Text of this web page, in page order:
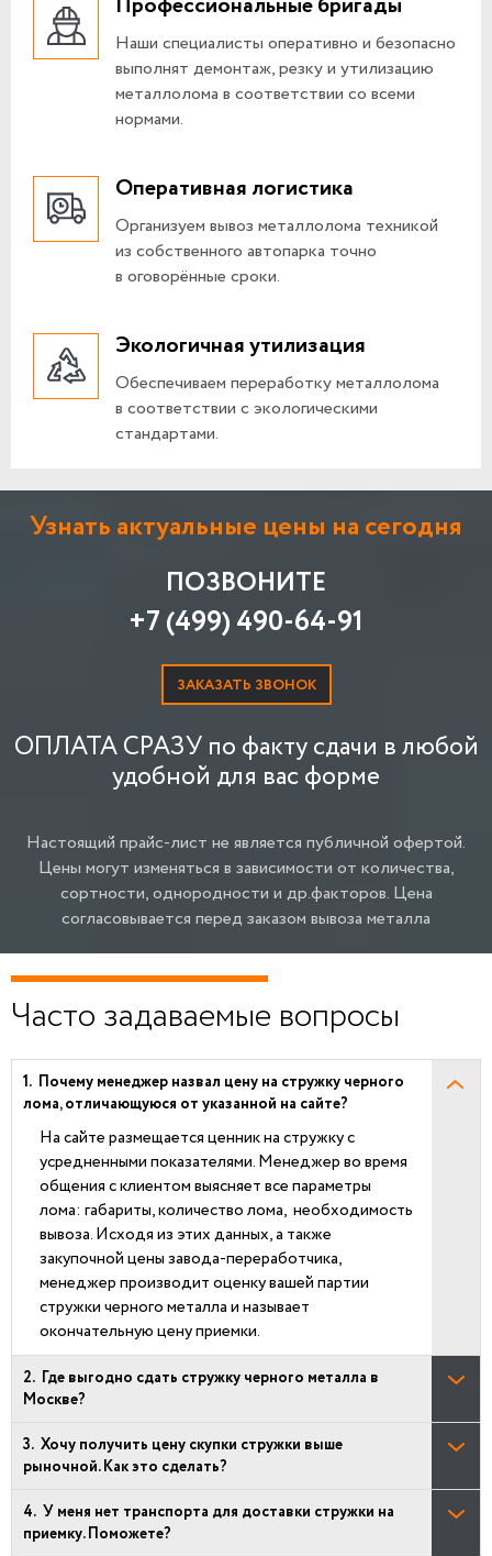
Наши специалисты оперативно и безопасно
выполнят демонтаж, резку и утилизацию
металлолома в соответствии со всеми
нормами.
Оперативная логистика
Организуем вывоз металлолома техникой
из собственного автопарка точно
в оговорённые сроки.
Экологичная утилизация
Обеспечиваем переработку металлолома
в соответствии с экологическими
стандартами.
Узнать актуальные цены на сегодня
ПОЗВОНИТЕ
+7 (499) 490-64-91
ЗАКАЗАТЬ ЗВОНОК
ОПЛАТА СРАЗУ по факту сдачи в любой
удобной для вас форме
Настоящий прайс-лист не является публичной офертой.
Цены могут изменяться в зависимости от количества,
сортности, однородности и др.факторов. Цена
согласовывается перед заказом вывоза металла
Часто задаваемые вопросы
Почему менеджер назвал цену на стружку черного
лома, отличающуюся от указанной на сайте?
На сайте размещается ценник на стружку с
усредненными показателями. Менеджер во время
общения с клиентом выясняет все параметры
лома: габариты, количество лома, необходимость
вывоза. Исходя из этих данных, а также
закупочной цены завода-переработчика,
менеджер производит оценку вашей партии
стружки черного металла и называет
окончательную цену приемки.
Где выгодно сдать стружку черного металла в
Москве?
Хочу получить цену скупки стружки выше
рыночной. Как это сделать?
У меня нет транспорта для доставки стружки на
приемку. Поможете?